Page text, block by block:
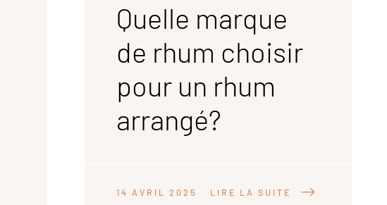
Quelle marque
de rhum choisir
pour un rhum
arrangé?
14 AVRIL 2025 LIRE LA SUITE